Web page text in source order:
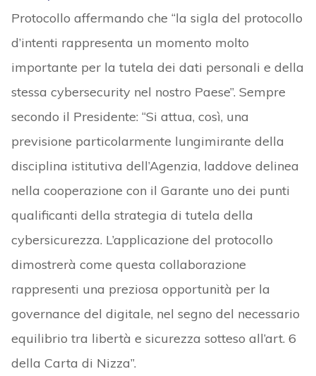
Protocollo affermando che “la sigla del protocollo
d’intenti rappresenta un momento molto
importante per la tutela dei dati personali e della
stessa cybersecurity nel nostro Paese”. Sempre
secondo il Presidente: “Si attua, così, una
previsione particolarmente lungimirante della
disciplina istitutiva dell’Agenzia, laddove delinea
nella cooperazione con il Garante uno dei punti
qualificanti della strategia di tutela della
cybersicurezza. L’applicazione del protocollo
dimostrerà come questa collaborazione
rappresenti una preziosa opportunità per la
governance del digitale, nel segno del necessario
equilibrio tra libertà e sicurezza sotteso all’art. 6
della Carta di Nizza”.